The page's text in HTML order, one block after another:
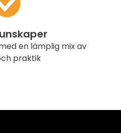
en lämplig mix av
praktik